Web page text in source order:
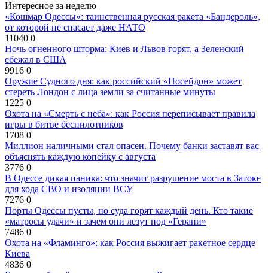
Интересное за неделю
«Кошмар Одессы»: таинственная русская ракета «Бандероль»,
от которой не спасает даже НАТО
11040 0
Ночь огненного шторма: Киев и Львов горят, а Зеленский
сбежал в США
9916 0
Оружие Судного дня: как российский «Посейдон» может
стереть Лондон с лица земли за считанные минуты
1225 0
Охота на «Смерть с неба»: как Россия переписывает правила
игры в битве беспилотников
1708 0
Миллион наличными стал опасен. Почему банки заставят вас
объяснять каждую копейку с августа
3776 0
В Одессе дикая паника: что значит разрушение моста в Затоке
для хода СВО и изоляции ВСУ
7276 0
Порты Одессы пусты, но суда горят каждый день. Кто такие
«матросы удачи» и зачем они лезут под «Герани»
7486 0
Охота на «Фламинго»: как Россия выжигает ракетное сердце
Киева
4836 0